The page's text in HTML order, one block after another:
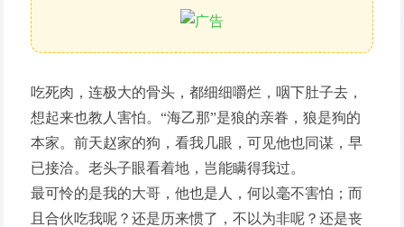
吃死肉，连极大的骨头，都细细嚼烂，咽下肚子去，
想起来也教人害怕。“海乙那”是狼的亲眷，狼是狗的
本家。前天赵家的狗，看我几眼，可见他也同谋，早
已接洽。老头子眼看着地，岂能瞒得我过。
最可怜的是我的大哥，他也是人，何以毫不害怕；而
且合伙吃我呢？还是历来惯了，不以为非呢？还是丧